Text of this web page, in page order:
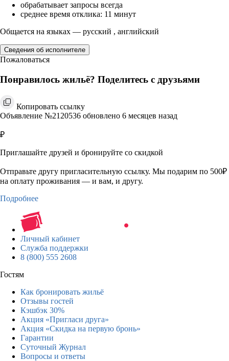
обрабатывает запросы всегда
среднее время отклика: 11 минут
Общается на языках — русский , английский
Сведения об исполнителе
Пожаловаться
Понравилось жильё? Поделитесь с друзьями
Копировать ссылку
Объявление №2120536 обновлено 6 месяцев назад
₽
Приглашайте друзей и бронируйте со скидкой
Отправьте другу пригласительную ссылку. Мы подарим по 500₽
на оплату проживания — и вам, и другу.
Подробнее
Личный кабинет
Служба поддержки
8 (800) 555 2608
Гостям
Как бронировать жильё
Отзывы гостей
Кэшбэк 30%
Акция «Пригласи друга»
Акция «Скидка на первую бронь»
Гарантии
Суточный Журнал
Вопросы и ответы